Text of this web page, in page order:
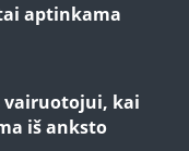
aptinkama
vairuotojui, kai
iš anksto